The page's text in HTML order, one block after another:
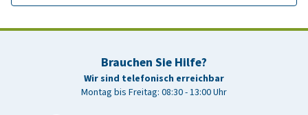
Brauchen Sie Hilfe?
Wir sind telefonisch erreichbar
Montag bis Freitag: 08:30 - 13:00 Uhr